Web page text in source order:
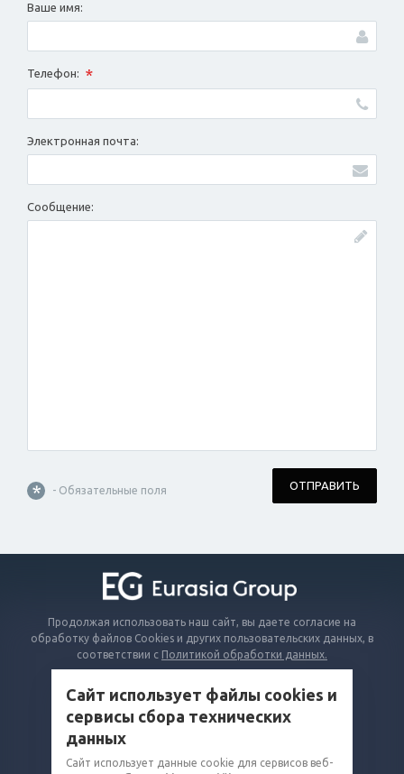
Ваше имя:
Телефон: *
Электронная почта:
Сообщение:
* - Обязательные поля ОТПРАВИТЬ
Продолжая использовать наш сайт, вы даете согласие на
обработку файлов Cookies и других пользовательских данных, в
соответствии с Политикой обработки данных.
КОМПАНИЯ
Сайт использует файлы cookies и
сервисы сбора технических
данных
Сайт использует данные cookie для сервисов веб-